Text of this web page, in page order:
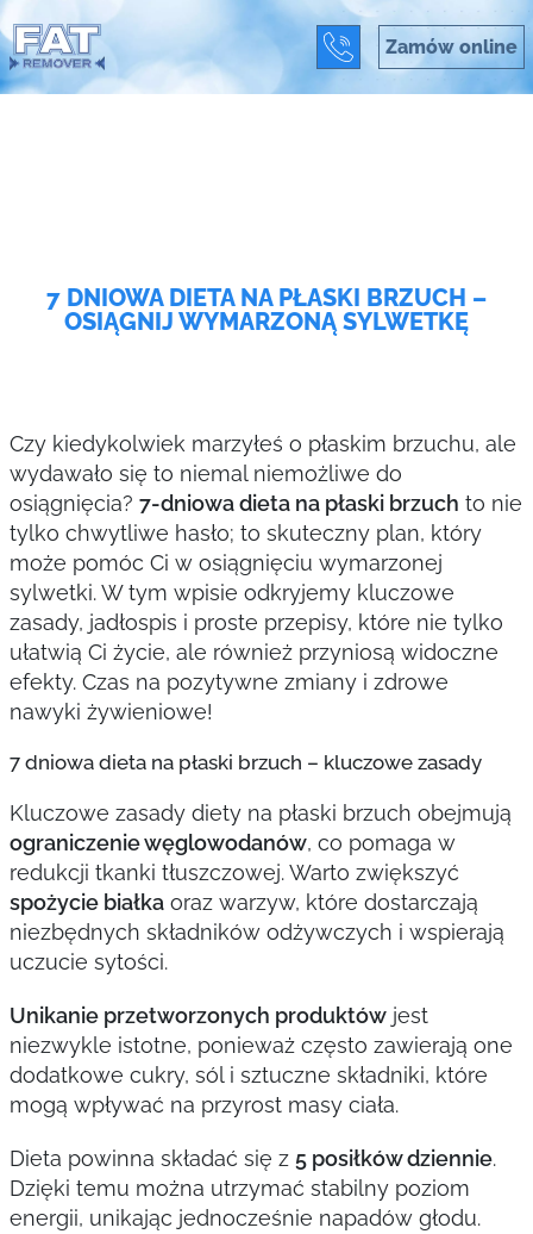
Zamów online
7 DNIOWA DIETA NA PŁASKI BRZUCH –
OSIĄGNIJ WYMARZONĄ SYLWETKĘ
Czy kiedykolwiek marzyłeś o płaskim brzuchu, ale
wydawało się to niemal niemożliwe do
osiągnięcia? 7-dniowa dieta na płaski brzuch to nie
tylko chwytliwe hasło; to skuteczny plan, który
może pomóc Ci w osiągnięciu wymarzonej
sylwetki. W tym wpisie odkryjemy kluczowe
zasady, jadłospis i proste przepisy, które nie tylko
ułatwią Ci życie, ale również przyniosą widoczne
efekty. Czas na pozytywne zmiany i zdrowe
nawyki żywieniowe!
7 dniowa dieta na płaski brzuch – kluczowe zasady
Kluczowe zasady diety na płaski brzuch obejmują
ograniczenie węglowodanów, co pomaga w
redukcji tkanki tłuszczowej. Warto zwiększyć
spożycie białkaoraz warzyw, które dostarczają
niezbędnych składników odżywczych i wspierają
uczucie sytości.
Unikanie przetworzonych produktówjest
niezwykle istotne, ponieważ często zawierają one
dodatkowe cukry, sól i sztuczne składniki, które
mogą wpływać na przyrost masy ciała.
Dieta powinna składać się z 5 posiłków dziennie.
Dzięki temu można utrzymać stabilny poziom
energii, unikając jednocześnie napadów głodu.